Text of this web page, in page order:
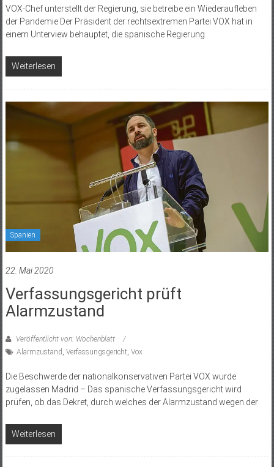
VOX-Chef unterstellt der Regierung, sie betreibe ein Wiederaufleben
der Pandemie Der Präsident der rechtsextremen Partei VOX hat in
einem Unterview behauptet, die spanische Regierung
Weiterlesen
Spanien
22. Mai 2020
Verfassungsgericht prüft
Alarmzustand
Veröffentlicht von: Wochenblatt
Alarmzustand Verfassungsgericht Vox
Die Beschwerde der nationalkonservativen Partei VOX wurde
zugelassen Madrid – Das spanische Verfassungsgericht wird
prüfen, ob das Dekret, durch welches der Alarmzustand wegen der
Weiterlesen